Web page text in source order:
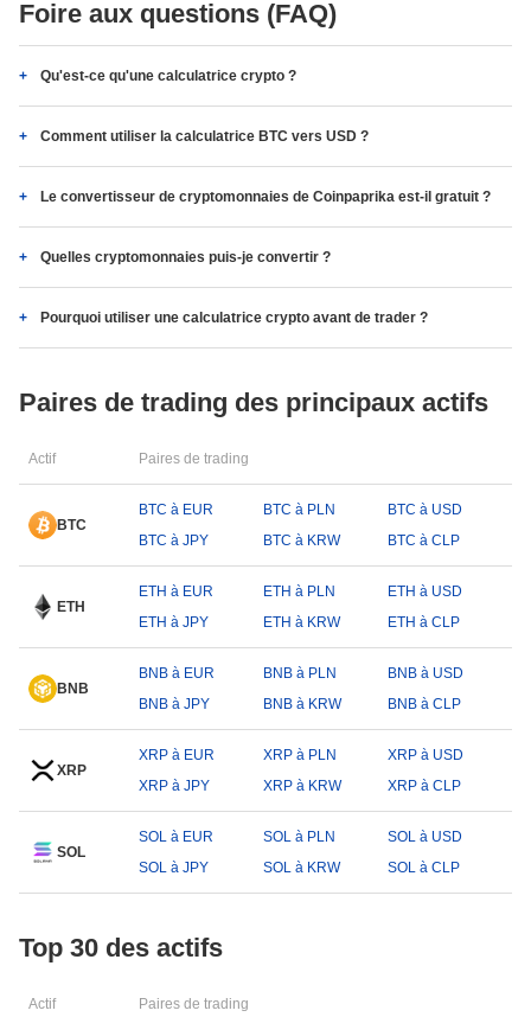
Foire aux questions (FAQ)
Qu'est-ce qu'une calculatrice crypto ?
Comment utiliser la calculatrice BTC vers USD ?
Le convertisseur de cryptomonnaies de Coinpaprika est-il gratuit ?
Quelles cryptomonnaies puis-je convertir ?
Pourquoi utiliser une calculatrice crypto avant de trader ?
Paires de trading des principaux actifs
Actif Paires de trading
BTC
BTC à EUR BTC à PLN
BTC à USD
BTC à JPY
BTC à KRW BTC à CLP
ETH
ETH à EUR ETH à PLN
ETH à USD
ETH à JPY
ETH à KRW ETH à CLP
BNB
BNB à EUR BNB à PLN
BNB à USD
BNB à JPY
BNB à KRW BNB à CLP
XRP
XRP à EUR XRP à PLN
XRP à USD
XRP à JPY
XRP à KRW XRP à CLP
SOL
SOL à EUR SOL à PLN
SOL à USD
SOL à JPY
SOL à KRW SOL à CLP
Top 30 des actifs
Actif Paires de trading